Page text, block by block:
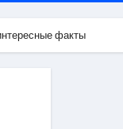
факты